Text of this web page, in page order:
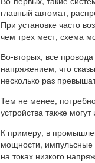
главный автомат,
При установке часто
чем трех мест, схема
Во-вторых, все
напряжением, что
несколько раз
Тем не менее,
устройства также
К примеру, в
мощности, импульсные
на токах низкого